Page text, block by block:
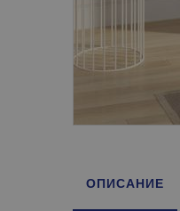
ОПИСАНИЕ